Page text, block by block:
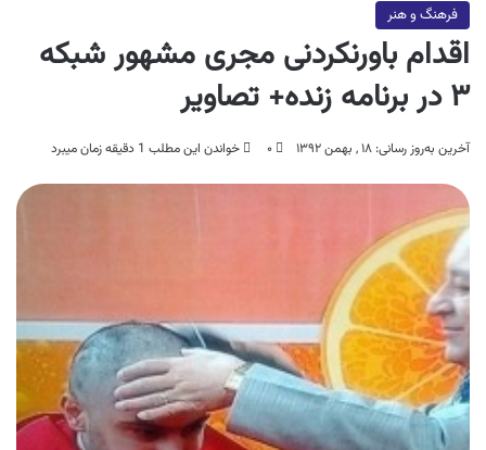
فرهنگ و هنر
اقدام باورنکردنی مجری مشهور شبکه
۳ در برنامه زنده+ تصاویر
آخرین به‌روز رسانی: ۱۸ , بهمن ۱۳۹۲ ۰ خواندن این مطلب 1 دقیقه زمان میبرد